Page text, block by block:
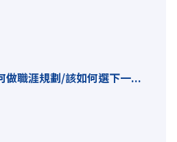
做職涯規劃/該如何選下一...